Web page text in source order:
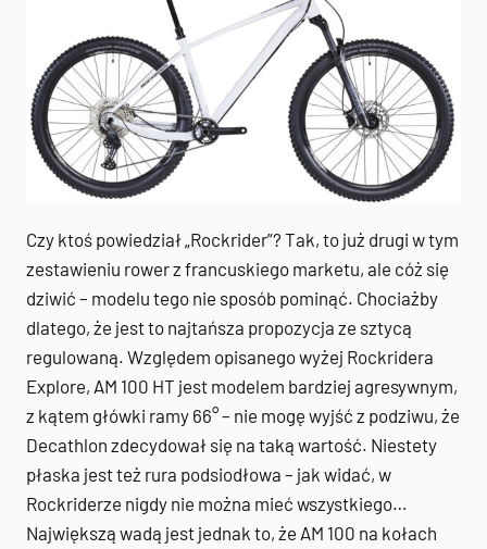
Czy ktoś powiedział „Rockrider”? Tak, to już drugi w tym
zestawieniu rower z francuskiego marketu, ale cóż się
dziwić – modelu tego nie sposób pominąć. Chociażby
dlatego, że jest to najtańsza propozycja ze sztycą
regulowaną. Względem opisanego wyżej Rockridera
Explore, AM 100 HT jest modelem bardziej agresywnym,
z kątem główki ramy 66°– nie mogę wyjść z podziwu, że
Decathlon zdecydował się na taką wartość. Niestety
płaska jest też rura podsiodłowa – jak widać, w
Rockriderze nigdy nie można mieć wszystkiego…
Największą wadą jest jednak to, że AM 100 na kołach